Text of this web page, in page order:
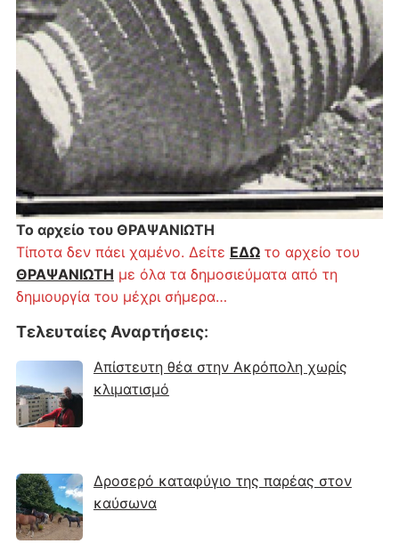
Το αρχείο του ΘΡΑΨΑΝΙΩΤΗ
Τίποτα δεν πάει χαμένο. Δείτε ΕΔΩτο αρχείο του
ΘΡΑΨΑΝΙΩΤΗ με όλα τα δημοσιεύματα από τη
δημιουργία του μέχρι σήμερα…
Τελευταίες Αναρτήσεις:
Απίστευτη θέα στην Ακρόπολη χωρίς
κλιματισμό
Δροσερό καταφύγιο της παρέας στον
καύσωνα